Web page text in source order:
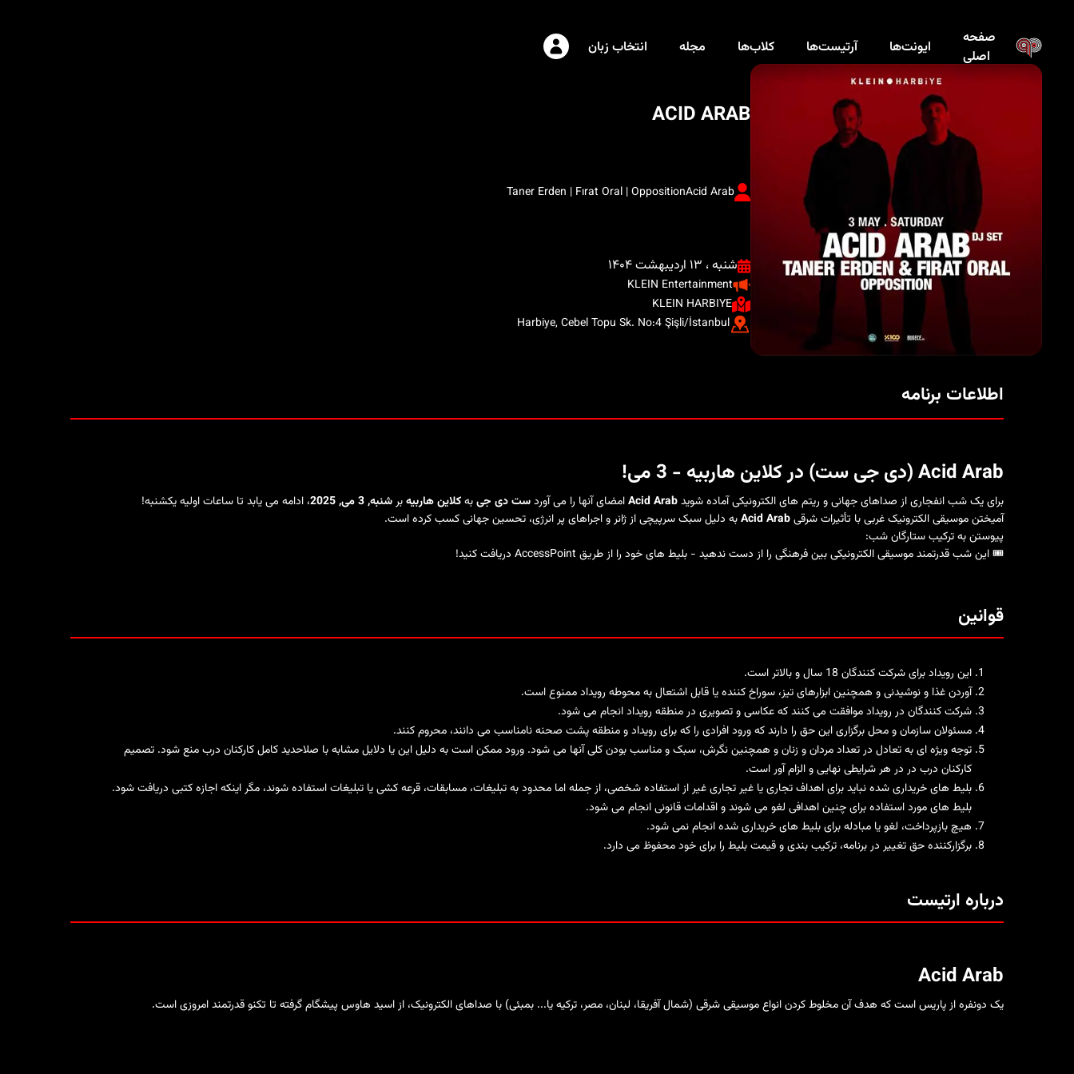
صفحه
اصلی
ایونت‌ها آرتیست‌ها کلاب‌ها مجله انتخاب زبان
ACID ARAB
Acid Arab
Taner Erden | Fırat Oral | Opposition
شنبه ، ۱۳ اردیبهشت ۱۴۰۴
KLEIN Entertainment
KLEIN HARBIYE
Harbiye, Cebel Topu Sk. No:4 Şişli/İstanbul
اطلاعات برنامه
Acid Arab (دی جی ست) در کلاین هاربیه - 3 می!
برای یک شب انفجاری از صداهای جهانی و ریتم های الکترونیکی آماده شویدAcid Arabامضای آنها را می آوردست دی جیبهکلاین هاربیهبرشنبه, 3 می, 2025
، ادامه می یابد تا ساعات اولیه یکشنبه!
آمیختن موسیقی الکترونیک غربی با تأثیرات شرقیAcid Arabبه دلیل سبک سرپیچی از ژانر و اجراهای پر انرژی، تحسین جهانی کسب کرده است.
پیوستن به ترکیب ستارگان شب:
🎟️ این شب قدرتمند موسیقی الکترونیکی بین فرهنگی را از دست ندهید - بلیط های خود را از طریق AccessPoint دریافت کنید!
قوانین
این رویداد برای شرکت کنندگان 18 سال و بالاتر است.
آوردن غذا و نوشیدنی و همچنین ابزارهای تیز، سوراخ کننده یا قابل اشتعال به محوطه رویداد ممنوع است.
شرکت کنندگان در رویداد موافقت می کنند که عکاسی و تصویری در منطقه رویداد انجام می شود.
مسئولان سازمان و محل برگزاری این حق را دارند که ورود افرادی را که برای رویداد و منطقه پشت صحنه نامناسب می دانند، محروم کنند.
توجه ویژه ای به تعادل در تعداد مردان و زنان و همچنین نگرش، سبک و مناسب بودن کلی آنها می شود. ورود ممکن است به دلیل این یا دلایل مشابه با صلاحدید کامل کارکنان درب منع شود. تصمیم
کارکنان درب در در هر شرایطی نهایی و الزام آور است.
بلیط های خریداری شده نباید برای اهداف تجاری یا غیر تجاری غیر از استفاده شخصی، از جمله اما محدود به تبلیغات، مسابقات، قرعه کشی یا تبلیغات استفاده شوند، مگر اینکه اجازه کتبی دریافت شود.
بلیط های مورد استفاده برای چنین اهدافی لغو می شوند و اقدامات قانونی انجام می شود.
هیچ بازپرداخت، لغو یا مبادله برای بلیط های خریداری شده انجام نمی شود.
برگزارکننده حق تغییر در برنامه، ترکیب بندی و قیمت بلیط را برای خود محفوظ می دارد.
درباره ارتیست
Acid Arab
یک دونفره از پاریس است که هدف آن مخلوط کردن انواع موسیقی شرقی (شمال آفریقا، لبنان، مصر، ترکیه یا... بمبئی) با صداهای الکترونیک، از اسید هاوس پیشگام گرفته تا تکنو قدرتمند امروزی است.